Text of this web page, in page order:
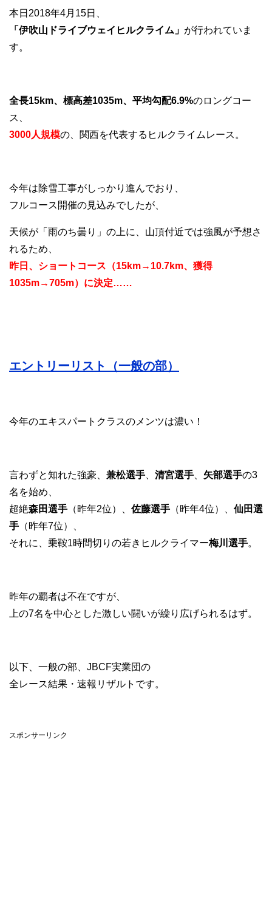
本日2018年4月15日、
「伊吹山ドライブウェイヒルクライム」 が行われていま
す。
全長15km、標高差1035m、平均勾配6.9%のロングコー
ス、
3000人規模の、関西を代表するヒルクライムレース。
今年は除雪工事がしっかり進んでおり、
フルコース開催の見込みでしたが、
天候が「雨のち曇り」の上に、山頂付近では強風が予想さ
れるため、
昨日、ショートコース（15km→10.7km、獲得
1035m→705m）に決定……
エントリーリスト（一般の部）
今年のエキスパートクラスのメンツは濃い！
言わずと知れた強豪、 兼松選手 清宮選手 矢部選手の3
名を始め、
超絶森田選手 （昨年2位） 佐藤選手 （昨年4位）
仙田選
手 （昨年7位）、
それに、乗鞍1時間切りの若きヒルクライマー梅川選手。
昨年の覇者は不在ですが、
上の7名を中心とした激しい闘いが繰り広げられるはず。
以下、一般の部、JBCF実業団の
全レース結果・速報リザルトです。
スポンサーリンク